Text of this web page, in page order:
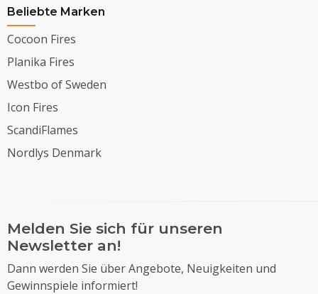
Beliebte Marken
Cocoon Fires
Planika Fires
Westbo of Sweden
Icon Fires
ScandiFlames
Nordlys Denmark
Melden Sie sich für unseren
Newsletter an!
Dann werden Sie über Angebote, Neuigkeiten und
Gewinnspiele informiert!